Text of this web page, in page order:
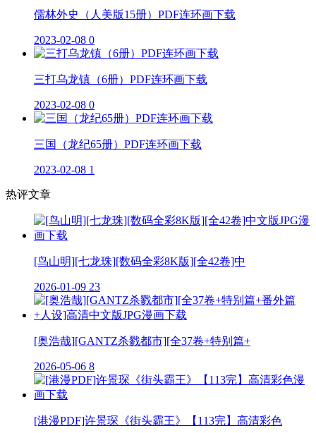
儒林外史（人美版15册）PDF连环画下载
2023-02-08 0
三打乌龙镇（6册）PDF连环画下载
2023-02-08 0
三国（龙纪65册）PDF连环画下载
2023-02-08 1
热评文章
[鸟山明][七龙珠][数码全彩8K版][全42卷]中
2026-01-09 23
[奥浩哉][GANTZ杀戮都市][全37卷+特别篇+
2026-05-06 8
[港漫PDF]许景琛《街头霸王》【113完】高清彩色